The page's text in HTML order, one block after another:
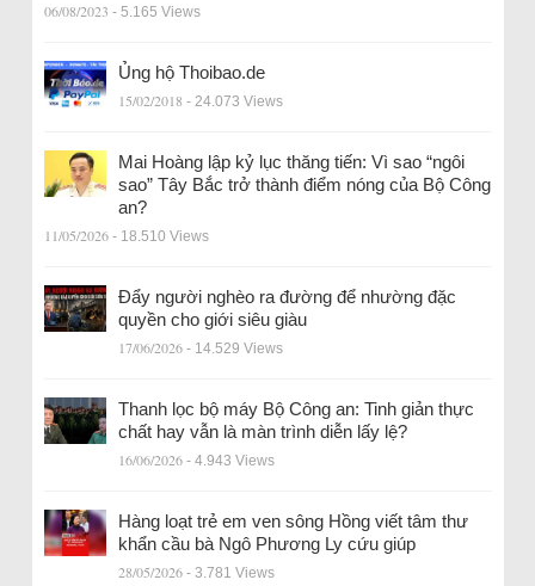
06/08/2023 - 5.165 Views
Ủng hộ Thoibao.de
15/02/2018 - 24.073 Views
Mai Hoàng lập kỷ lục thăng tiến: Vì sao “ngôi
sao” Tây Bắc trở thành điểm nóng của Bộ Công
an?
11/05/2026 - 18.510 Views
Đẩy người nghèo ra đường để nhường đặc
quyền cho giới siêu giàu
17/06/2026 - 14.529 Views
Thanh lọc bộ máy Bộ Công an: Tinh giản thực
chất hay vẫn là màn trình diễn lấy lệ?
16/06/2026 - 4.943 Views
Hàng loạt trẻ em ven sông Hồng viết tâm thư
khẩn cầu bà Ngô Phương Ly cứu giúp
28/05/2026 - 3.781 Views